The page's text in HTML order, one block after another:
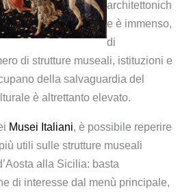
architettonich
e è immenso,
di
di strutture museali, istituzioni e
della salvaguardia del
è altrettanto elevato.
Musei Italiani, è possibile reperire
utili sulle strutture museali
alla Sicilia: basta
di interesse dal menù principale,